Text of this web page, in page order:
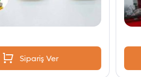
Sipariş Ver